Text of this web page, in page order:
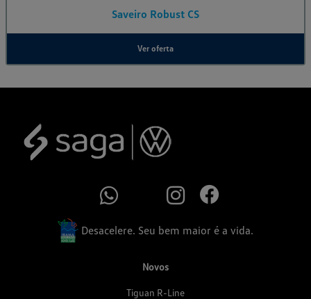
Saveiro Robust CS
Ver oferta
Desacelere. Seu bem maior é a vida.
Novos
Tiguan R-Line